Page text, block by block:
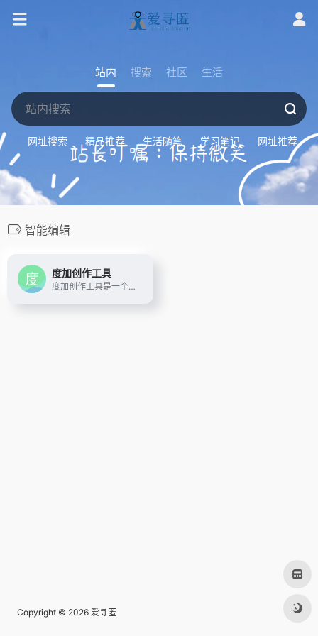
站内 搜索 社区 生活
网址搜索 精品推荐 生活随笔 学习笔记 网址推荐
智能编辑
度加创作工具
度加创作工具是一个百度出品的、人人可用的AIGC创作平台。度加致力于通过AI能力降低内容生成门槛，提升创作效率，一站式聚合百度AIGC能力，引领跨时代的内容生产方式。度加的主要功能包括AI成片（图文成片/文字成片）、AI数字人等。自2022年3月百家号开放内测以来，一年时间共计超过45万+百度创作者使用AIGC技术能力，创作700万篇+作品，百度累计分发量超过200亿+。
Copyright © 2026 爱寻匿